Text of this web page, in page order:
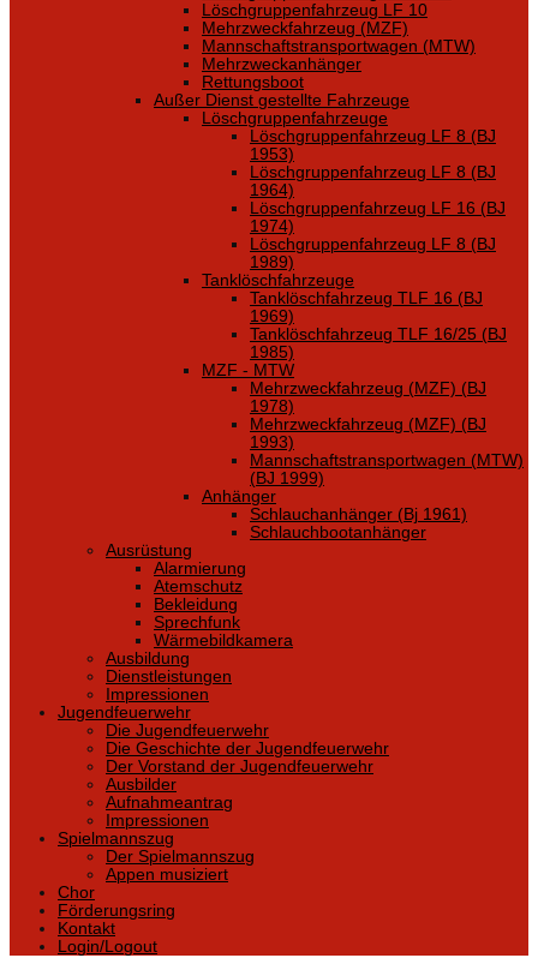
Löschgruppenfahrzeug LF 10
Mehrzweckfahrzeug (MZF)
Mannschaftstransportwagen (MTW)
Mehrzweckanhänger
Rettungsboot
Außer Dienst gestellte Fahrzeuge
Löschgruppenfahrzeuge
Löschgruppenfahrzeug LF 8 (BJ
1953)
Löschgruppenfahrzeug LF 8 (BJ
1964)
Löschgruppenfahrzeug LF 16 (BJ
1974)
Löschgruppenfahrzeug LF 8 (BJ
1989)
Tanklöschfahrzeuge
Tanklöschfahrzeug TLF 16 (BJ
1969)
Tanklöschfahrzeug TLF 16/25 (BJ
1985)
MZF - MTW
Mehrzweckfahrzeug (MZF) (BJ
1978)
Mehrzweckfahrzeug (MZF) (BJ
1993)
Mannschaftstransportwagen (MTW)
(BJ 1999)
Anhänger
Schlauchanhänger (Bj 1961)
Schlauchbootanhänger
Ausrüstung
Alarmierung
Atemschutz
Bekleidung
Sprechfunk
Wärmebildkamera
Ausbildung
Dienstleistungen
Impressionen
Jugendfeuerwehr
Die Jugendfeuerwehr
Die Geschichte der Jugendfeuerwehr
Der Vorstand der Jugendfeuerwehr
Ausbilder
Aufnahmeantrag
Impressionen
Spielmannszug
Der Spielmannszug
Appen musiziert
Chor
Förderungsring
Kontakt
Login/Logout